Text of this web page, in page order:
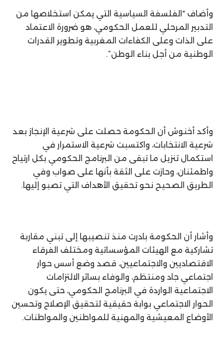
وأضاف “الفلسفة السياسية التي يمكن استخلاصها من
التدبير المرحلي للعمل الحكومي، هو ضرورة الاعتماد
على الذات وعلى الكفاءات المغربية وتطوير القدرات
الوطنية من أجل بناء الوطن”.
وأكد أخنوش أن الحكومة حصلت على شرعية الإنجاز بعد
شرعية الانتخابات، واكتسبت شرعية الاستمرار في
استكمال تنزيل ما تبقى من البرنامج الحكومي بكل ارتياح
واطمئنان، وحازت على الثقة بأنها على صواب وفي
الطريق الصحيح نحو تحقيق الأهداف التي تصبو إليها.
وأشار أن الحكومة بادرت منذ تنصيبها إلى تبني مقاربة
تشاركية مع الهيئات المؤسساتية ومختلف الفرقاء
الاقتصاديين والاجتماعيين، قصد وضع أسس حوار
اجتماعي جاد ومنتظم، والوفاء بسائر الالتزامات
الاجتماعية الواردة في البرنامج الحكومي، حتى يكون
الحوار الاجتماعي بوابة حقيقية لتحقيق الإصلاح وتحسين
الأوضاع المعيشية والمهنية للمواطنين والمواطنات.